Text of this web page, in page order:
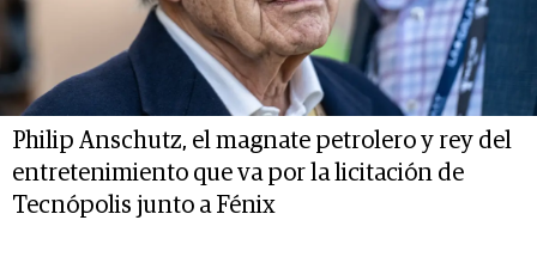
Philip Anschutz, el magnate petrolero y rey del
entretenimiento que va por la licitación de
Tecnópolis junto a Fénix